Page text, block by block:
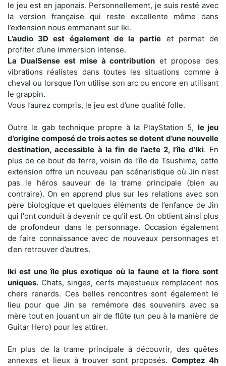
le jeu est en japonais. Personnellement, je suis resté avec
la version française qui reste excellente même dans
l’extension nous emmenant sur Iki.
L’audio 3D est également de la partie et permet de
profiter d’une immersion intense.
La DualSense est mise à contribution et propose des
vibrations réalistes dans toutes les situations comme à
cheval ou lorsque l’on utilise son arc ou encore en utilisant
le grappin.
Vous l’aurez compris, le jeu est d’une qualité folle.
Outre le gab technique propre à la PlayStation 5, le jeu
d’origine composé de trois actes se dotent d’une nouvelle
destination, accessible à la fin de l’acte 2, l’île d’Iki. En
plus de ce bout de terre, voisin de l’île de Tsushima, cette
extension offre un nouveau pan scénaristique où Jin n’est
pas le héros sauveur de la trame principale (bien au
contraire). On en apprend plus sur les relations avec son
père biologique et quelques éléments de l’enfance de Jin
qui l'ont conduit à devenir ce qu’il est. On obtient ainsi plus
de profondeur dans le personnage. Occasion également
de faire connaissance avec de nouveaux personnages et
d’en retrouver d’autres.
Iki est une île plus exotique où la faune et la flore sont
uniques. Chats, singes, cerfs majestueux remplacent nos
chers renards. Ces belles rencontres sont également le
lieu pour que Jin se remémore des souvenirs avec sa
mère tout en jouant un air de flûte (un peu à la manière de
Guitar Hero) pour les attirer.
En plus de la trame principale à découvrir, des quêtes
annexes et lieux à trouver sont proposés.Comptez 4h